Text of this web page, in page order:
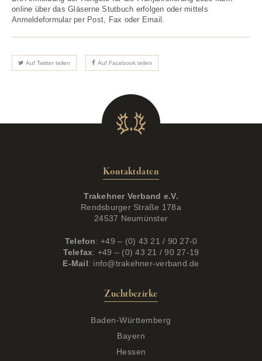
online über das Gläserne Stutbuch erfolgen oder mittels
Anmeldeformular per Post, Fax oder Email.
Auf Twitter teilen Auf Facebook teilen
Kontaktdaten
Trakehner Verband e.V.
Rendsburger Straße 178a
24537 Neumünster
Telefon: +49 – (0) 43 21 / 90 27-0
Telefax: +49 – (0) 43 21 / 90 27-19
E-Mail: info@trakehner-verband.de
Zuchtbezirke
Baden-Württemberg
Bayern
Hessen